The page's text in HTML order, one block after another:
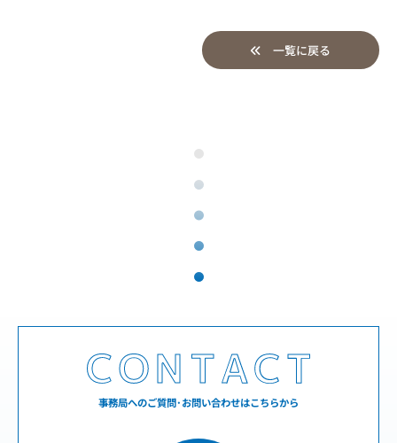
一覧に戻る
事務局へのご質問･お問い合わせはこちらから